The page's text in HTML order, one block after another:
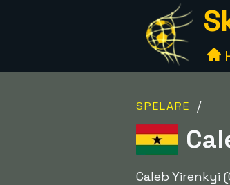
SPELARE /
Caleb Yirenkyi